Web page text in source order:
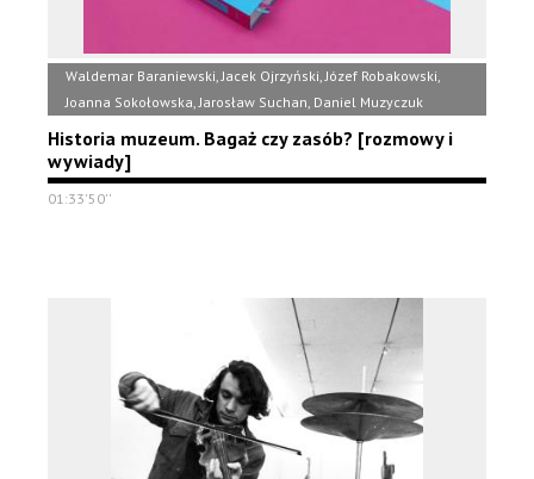
Waldemar Baraniewski, Jacek Ojrzyński, Józef Robakowski,
Joanna Sokołowska, Jarosław Suchan, Daniel Muzyczuk
Historia muzeum. Bagaż czy zasób? [rozmowy i
wywiady]
01:33'50''